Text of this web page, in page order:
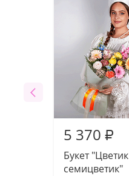
5 370 ₽
Букет "Цветик
семицветик"